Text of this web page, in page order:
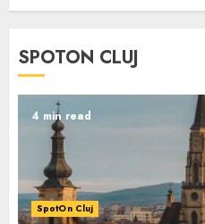
SPOTON CLUJ
4 min read
SpotOn Cluj